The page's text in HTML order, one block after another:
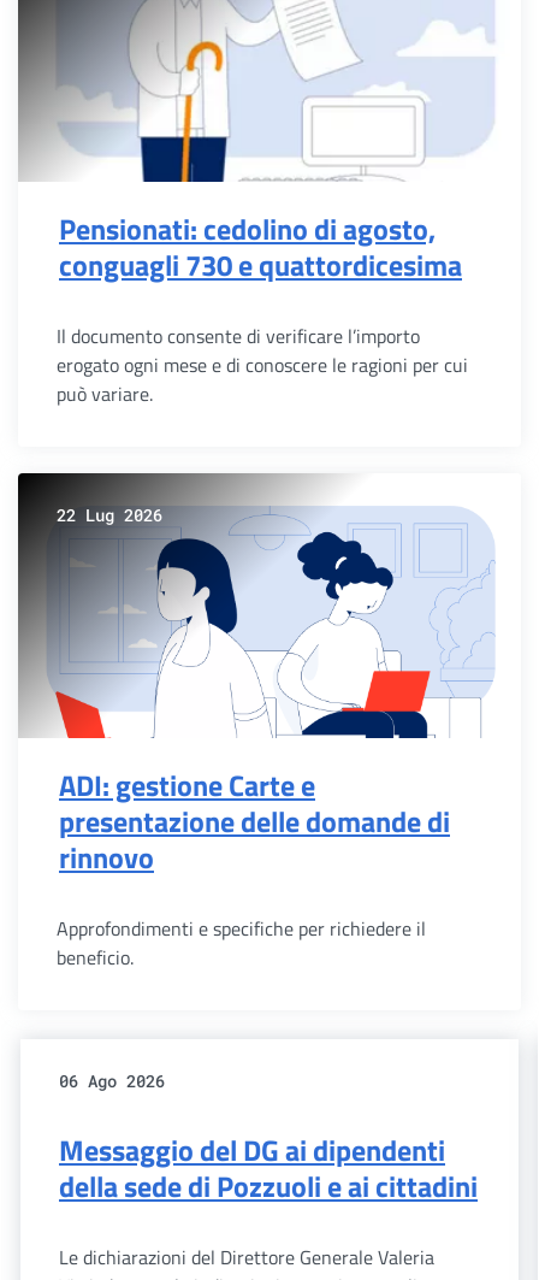
Pensionati: cedolino di agosto,
conguagli 730 e quattordicesima
Il documento consente di verificare l’importo
erogato ogni mese e di conoscere le ragioni per cui
può variare.
22 Lug 2026
ADI: gestione Carte e
presentazione delle domande di
rinnovo
Approfondimenti e specifiche per richiedere il
beneficio.
06 Ago 2026
Messaggio del DG ai dipendenti
della sede di Pozzuoli e ai cittadini
Le dichiarazioni del Direttore Generale Valeria